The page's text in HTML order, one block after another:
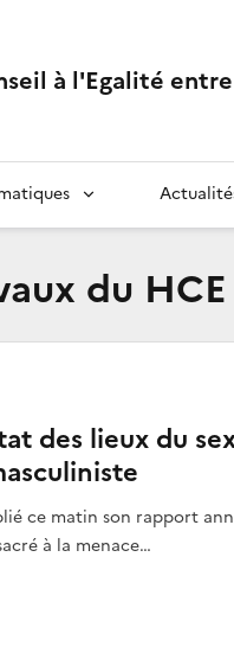
à l'Egalité
du HCE
des lieux du
ce matin son rapport
à la menace…